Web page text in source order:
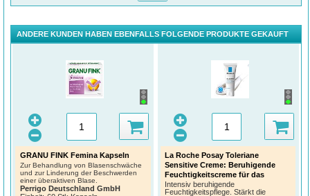
ANDERE KUNDEN HABEN EBENFALLS FOLGENDE PRODUKTE GEKAUFT
GRANU FINK Femina Kapseln
Zur Behandlung von Blasenschwäche
und zur Linderung der Beschwerden
einer überaktiven Blase.
Perrigo Deutschland GmbH
La Roche Posay Toleriane
Sensitive Creme: Beruhigende
Feuchtigkeitscreme für das
Gesicht bei trockener und
empfindlicher Haut
Intensiv beruhigende
Feuchtigkeitspflege. Stärkt die